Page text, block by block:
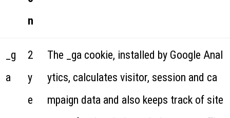
n
_g
a
2
y
e
The _ga cookie, installed by Google Anal
ytics, calculates visitor, session and ca
mpaign data and also keeps track of site